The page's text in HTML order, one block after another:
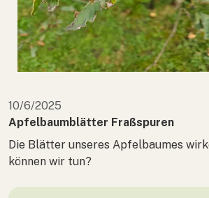
10/6/2025
Apfelbaumblätter Fraßspuren
Die Blätter unseres Apfelbaumes
können wir tun?